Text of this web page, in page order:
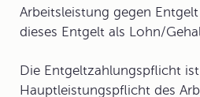
Arbeitsleistung gegen
dieses Entgelt als Lohn/
Die Entgeltzahlungspflicht
Hauptleistungspflicht des